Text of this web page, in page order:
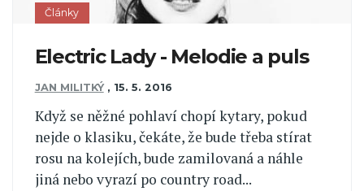
Články
Electric Lady - Melodie a puls
JAN MILITKÝ , 15. 5. 2016
Když se něžné pohlaví chopí kytary, pokud
nejde o klasiku, čekáte, že bude třeba stírat
rosu na kolejích, bude zamilovaná a náhle
jiná nebo vyrazí po country road...